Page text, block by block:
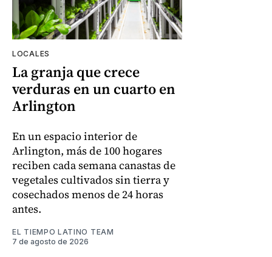
LOCALES
La granja que crece
verduras en un cuarto en
Arlington
En un espacio interior de
Arlington, más de 100 hogares
reciben cada semana canastas de
vegetales cultivados sin tierra y
cosechados menos de 24 horas
antes.
EL TIEMPO LATINO TEAM
7 de agosto de 2026